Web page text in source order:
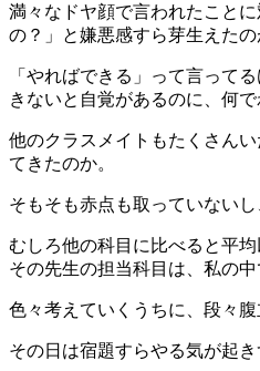
満々なドヤ顔で言われたこと
の？」と嫌悪感すら芽生えたの
「やればできる」って言って
きないと自覚があるのに、何
他のクラスメイトもたくさん
てきたのか。
そもそも赤点も取っていないし
むしろ他の科目に比べると平
その先生の担当科目は、私の中
色々考えていくうちに、段々腹
その日は宿題すらやる気が起き